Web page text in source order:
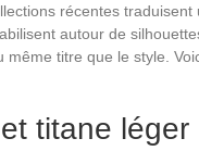
récentes
autour de
titre que le style.
titane léger